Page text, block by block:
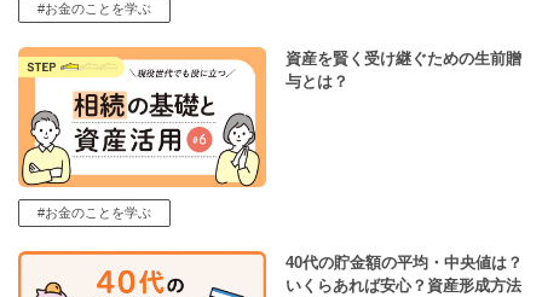
#お金のことを学ぶ
資産を賢く受け継ぐための生前贈
与とは？
#お金のことを学ぶ
40代の貯金額の平均・中央値は？
いくらあれば安心？資産形成方法